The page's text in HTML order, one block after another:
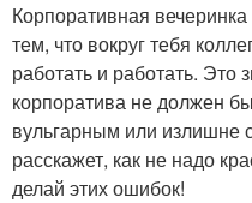
Корпоративная
тем, что вокруг тебя
работать и работать. Это
корпоратива не должен
вульгарным или излишне
расскажет, как не надо
делай этих ошибок!